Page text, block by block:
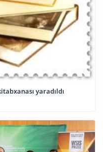
yaradıldı